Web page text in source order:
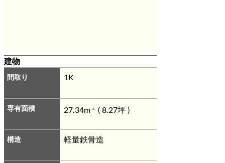
建物
間取り 1K
専有面積 27.34m 2 ( 8.27坪 )
構造 軽量鉄骨造